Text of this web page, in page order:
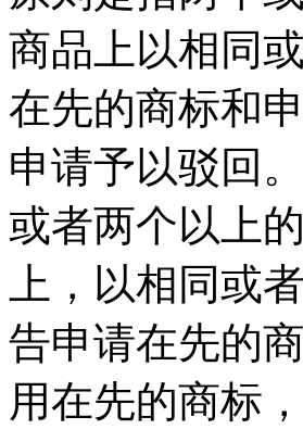
商品上以相同
在先的商标和
申请予以驳回
或者两个以上
上，以相同或
告申请在先的
用在先的商标